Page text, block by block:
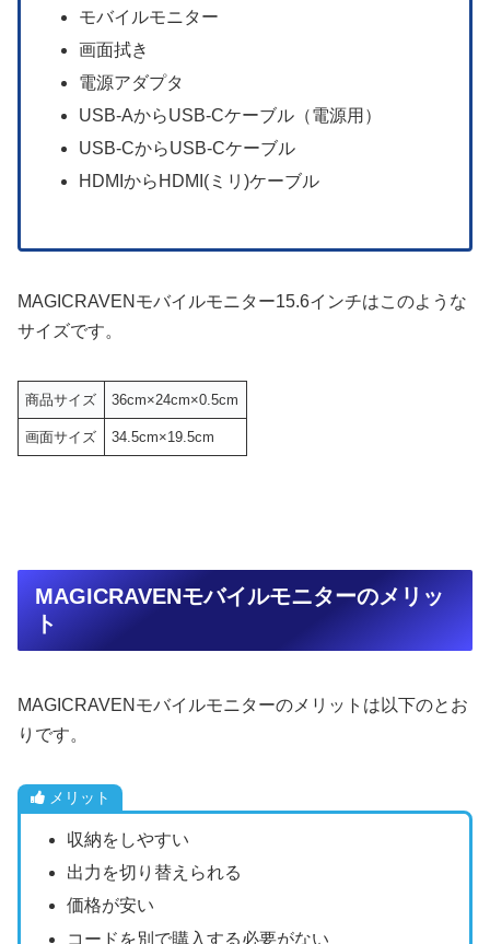
モバイルモニター
画面拭き
電源アダプタ
USB-AからUSB-Cケーブル（電源用）
USB-CからUSB-Cケーブル
HDMIからHDMI(ミリ)ケーブル
MAGICRAVENモバイルモニター15.6インチはこのような
サイズです。
商品サイズ 36cm×24cm×0.5cm
画面サイズ 34.5cm×19.5cm
MAGICRAVENモバイルモニターのメリッ
ト
MAGICRAVENモバイルモニターのメリットは以下のとお
りです。
メリット
収納をしやすい
出力を切り替えられる
価格が安い
コードを別で購入する必要がない